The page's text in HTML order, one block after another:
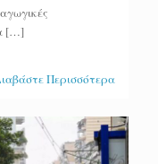
[…]
Περισσότερα